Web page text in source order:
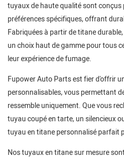
tuyaux de haute qualité sont
préférences spécifiques, offrant
Fabriquées à partir de titane
un choix haut de gamme pour tous
leur expérience de fumage.
Fupower Auto Parts est fier d'offrir
personnalisables, vous permettant
ressemble uniquement. Que vous
tuyau coupé en tarte, un silencieux
tuyau en titane personnalisé parfait
Nos tuyaux en titane sur mesure